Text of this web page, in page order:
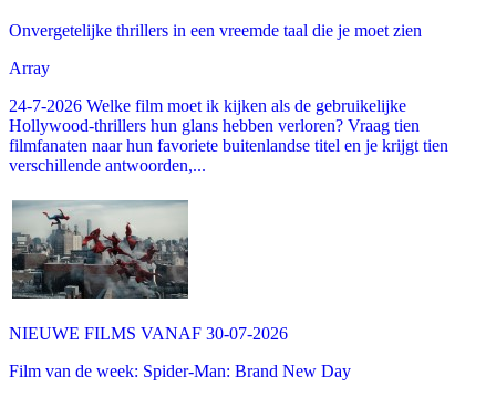
Onvergetelijke thrillers in een vreemde taal die je moet zien
Array
24-7-2026 Welke film moet ik kijken als de gebruikelijke
Hollywood-thrillers hun glans hebben verloren? Vraag tien
filmfanaten naar hun favoriete buitenlandse titel en je krijgt tien
verschillende antwoorden,...
NIEUWE FILMS VANAF 30-07-2026
Film van de week: Spider-Man: Brand New Day